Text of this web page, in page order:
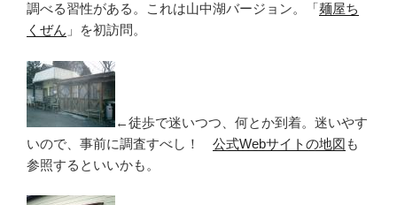
調べる習性がある。これは山中湖バージョン。「麺屋ち
くぜん 」を初訪問。
←徒歩で迷いつつ、何とか到着。迷いやす
いので、事前に調査すべし！ 公式Webサイトの地図 も
参照するといいかも。